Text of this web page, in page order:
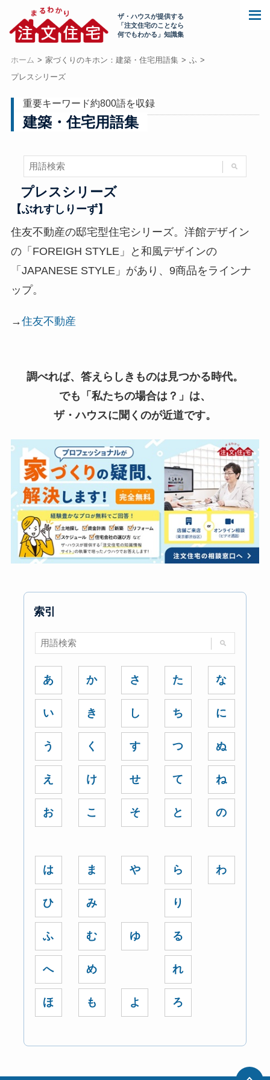
ザ・ハウスが提供する
「注文住宅のことなら
何でもわかる」知識集
ホーム 家づくりのキホン：建築・住宅用語集
ふ
プレスシリーズ
重要キーワード約800語を収録
建築・住宅用語集
プレスシリーズ
【ぶれすしりーず】
住友不動産の邸宅型住宅シリーズ。洋館デザイン
の「FOREIGH STYLE」と和風デザインの
「JAPANESE STYLE」があり、9商品をラインナ
ップ。
→住友不動産
調べれば、答えらしきものは見つかる時代。
でも「私たちの場合は？」は、
ザ・ハウスに聞くのが近道です。
索引
あ
い
う
え
お
か
き
く
け
こ
さ
し
す
せ
そ
た
ち
つ
て
と
な
に
ぬ
ね
の
は
ひ
ふ
へ
ほ
ま
み
む
め
も
や
ゆ
よ
ら
り
る
れ
ろ
わ